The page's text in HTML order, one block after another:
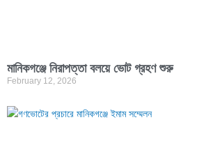
মানিকগঞ্জে নিরাপত্তা বলয়ে ভোট গ্রহণ শুরু
February 12, 2026